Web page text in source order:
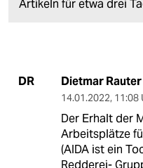
Artikeln für etwa drei
DR Dietmar Rauter
14.01.2022, 11:08
Der Erhalt der
Arbeitsplätze
(AIDA ist ein
Redderei-